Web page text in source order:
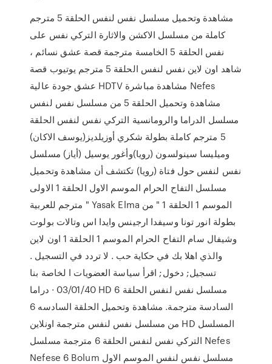
مشاهدة وتحميل مسلسل نفس لنفس الحلقة 5 مترجم
كاملة من مسلسل الاكشن والاثارة التركي نفس على
نفس الحلقة 5 الخامسة مترجمة قصة عشق نسائم ،
شاهد اون لاين نفس لنفس الحلقة 5 مترجم يوتيوب قصة
عشق جودة عالية HDTV مشاهدة مباشرة Nefes
مشاهدة وتحميل الحلقة 5 من مسلسل نفس لنفس
مسلسل الدراما والرومانسية التركي نفس لنفس الحلقة
5 مترجم كاملة بطولة شكري أوزيلديز(يوسف الاكان)
وميليسا سينولسون (رويا)وأغور يوسيل (أياز) مسلسل
نفس لنفس حول فتاة (رويا) تكتشف أن مشاهدة وتحميل
مسلسل التفاح الحرام الموسم الاول الحلقة 1 الاولى
مترجم للعربية " Yasak Elma الموسم 1 الحلقة 1 " من
بطولة انور تونا وسيفدا ارجينس وايدا اس وتالات بولوت
وشيفال سام التفاح الحرام الموسم 1 الحلقة 1 اون لاين
والذي اهلا بك في حكاية حب . لا تردد في التسجيل .
تسجيل; دخول; اقرأ سياسة العضويات ا لخاصة بنا
03/01/40 · دراما HD مسلسل نفس لنفس الحلقة 6
السادسة مترجمة. مشاهدة وتحميل الحلقة السادسه 6
من مسلسل نفس لنفس مترجمة اونلاين HD المسلسل
التركي نفس لنفس الحلقة 6 مترجمة مسلسل Nefes
Nefese 6 Bolum مسلسل نفس لنفس الموسم الاول